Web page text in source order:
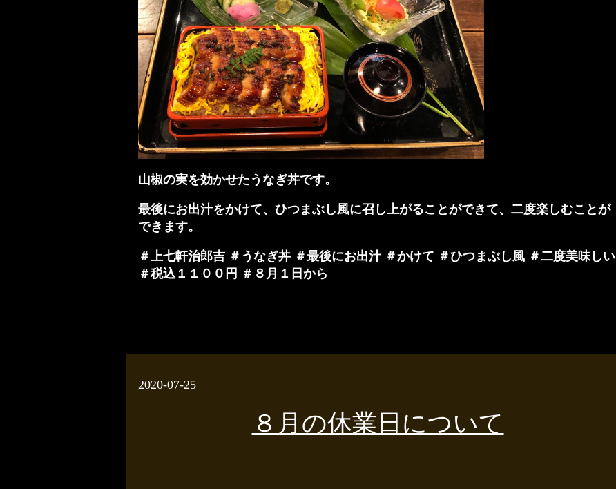
山椒の実を効かせたうなぎ丼です。
最後にお出汁をかけて、ひつまぶし風に召し上がることができて、二度楽しむことが
できます。
＃上七軒治郎吉 ＃うなぎ丼 ＃最後にお出汁 ＃かけて ＃ひつまぶし風 ＃二度美味しい
＃税込１１００円 ＃８月１日から
2020-07-25
８月の休業日について